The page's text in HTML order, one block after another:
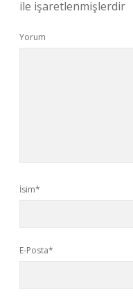
ile işaretlenmişlerdir
Yorum
İsim*
E-Posta*